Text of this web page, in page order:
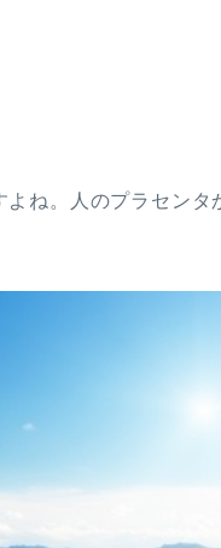
ね。人のプラセンタ